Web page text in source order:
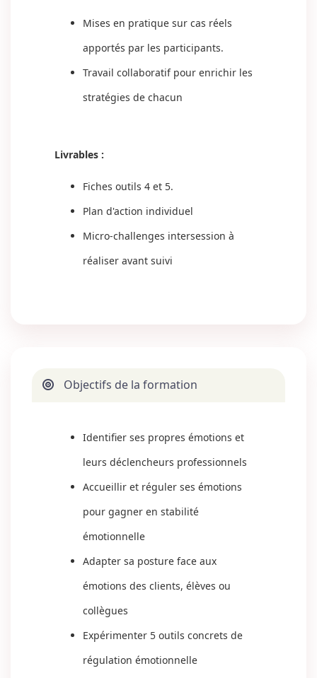
Mises en pratique sur cas réels
apportés par les participants.
Travail collaboratif pour enrichir les
stratégies de chacun
Livrables :
Fiches outils 4 et 5.
Plan d'action individuel
Micro-challenges intersession à
réaliser avant suivi
Objectifs de la formation
Identifier ses propres émotions et
leurs déclencheurs professionnels
Accueillir et réguler ses émotions
pour gagner en stabilité
émotionnelle
Adapter sa posture face aux
émotions des clients, élèves ou
collègues
Expérimenter 5 outils concrets de
régulation émotionnelle